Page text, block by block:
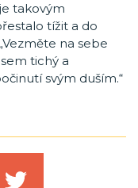
takovým
tížit a do
na sebe
tichý a
svým duším.“